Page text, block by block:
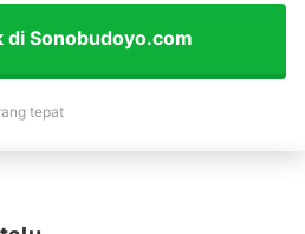
di Sonobudoyo.com
tepat